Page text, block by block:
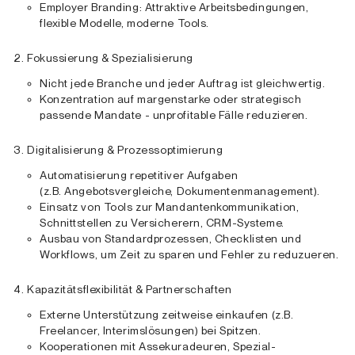
Employer Branding: Attraktive Arbeitsbedingungen,
flexible Modelle, moderne Tools.
Fokussierung & Spezialisierung
Nicht jede Branche und jeder Auftrag ist gleichwertig.
Konzentration auf margenstarke oder strategisch
passende Mandate - unprofitable Fälle reduzieren.
Digitalisierung & Prozessoptimierung
Automatisierung repetitiver Aufgaben
(z.B. Angebotsvergleiche, Dokumentenmanagement).
Einsatz von Tools zur Mandantenkommunikation,
Schnittstellen zu Versicherern, CRM-Systeme.
Ausbau von Standardprozessen, Checklisten und
Workflows, um Zeit zu sparen und Fehler zu reduzueren.
Kapazitätsflexibilität & Partnerschaften
Externe Unterstützung zeitweise einkaufen (z.B.
Freelancer, Interimslösungen) bei Spitzen.
Kooperationen mit Assekuradeuren, Spezial-